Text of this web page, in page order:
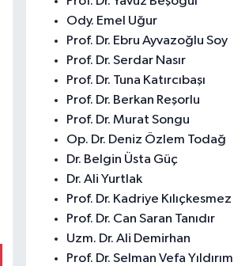
Ody. Emel Uğur
Prof. Dr. Ebru Ayvazoğlu Soy
Prof. Dr. Serdar Nasır
Prof. Dr. Tuna Katırcıbaşı
Prof. Dr. Berkan Reşorlu
Prof. Dr. Murat Songu
Op. Dr. Deniz Özlem Todağ
Dr. Belgin Üsta Güç
Dr. Ali Yurtlak
Prof. Dr. Kadriye Kılıçkesmez
Prof. Dr. Can Saran Tanıdır
Uzm. Dr. Ali Demirhan
Prof. Dr. Selman Vefa Yıldırım